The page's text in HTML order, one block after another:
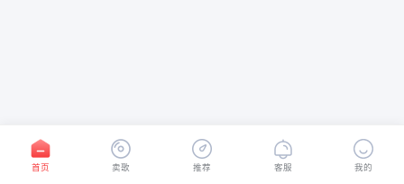
首页 卖歌 推荐 客服 我的